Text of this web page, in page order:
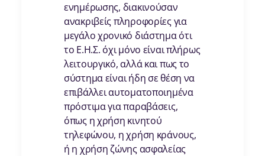
ενημέρωσης, διακινούσαν
ανακριβείς πληροφορίες για
μεγάλο χρονικό διάστημα ότι
το Ε.Η.Σ. όχι μόνο είναι πλήρως
λειτουργικό, αλλά και πως το
σύστημα είναι ήδη σε θέση να
επιβάλλει αυτοματοποιημένα
πρόστιμα για παραβάσεις,
όπως η χρήση κινητού
τηλεφώνου, η χρήση κράνους,
ή η χρήση ζώνης ασφαλείας